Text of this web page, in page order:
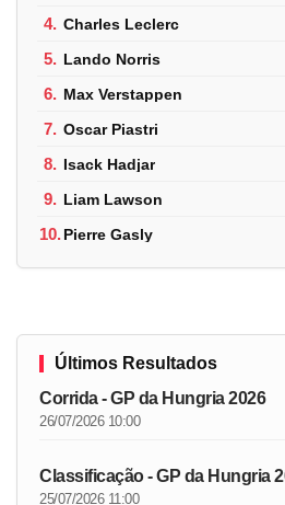
4. Charles Leclerc
5. Lando Norris
6. Max Verstappen
7. Oscar Piastri
8. Isack Hadjar
9. Liam Lawson
10.Pierre Gasly
Últimos Resultados
Corrida - GP da Hungria 2026
26/07/2026 10:00
Classificação - GP da Hungria
25/07/2026 11:00